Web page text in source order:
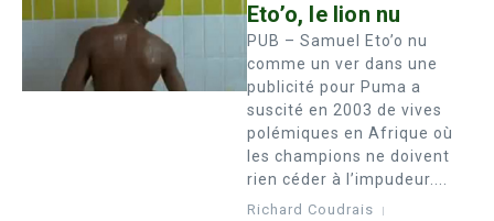
Eto’o, le lion nu
PUB – Samuel Eto’o nu
comme un ver dans une
publicité pour Puma a
suscité en 2003 de vives
polémiques en Afrique où
les champions ne doivent
rien céder à l’impudeur....
Richard Coudrais